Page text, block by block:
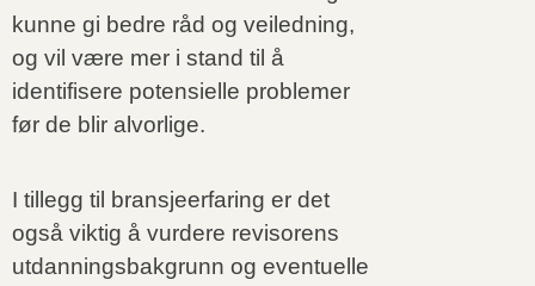
kunne gi bedre råd og veiledning,
og vil være mer i stand til å
identifisere potensielle problemer
før de blir alvorlige.
I tillegg til bransjeerfaring er det
også viktig å vurdere revisorens
utdanningsbakgrunn og eventuelle